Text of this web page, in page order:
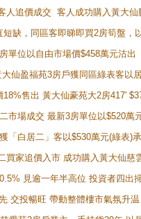
人追價成交 客人成功購入黃大
缺，同區客即睇即買2房筍盤，
單位以自由市場價$458萬元沽出
仙盈福苑3房戶獲同區綠表客以
售出 黃大仙豪苑大2房417'
市場成交 最新3房單位以$520萬
「白居二」客以$530萬元(綠表)
買家追價入市 成功購入黃大仙
見逾一年半高位 投資者四
交投暢旺 帶動整體樓市氣氛升